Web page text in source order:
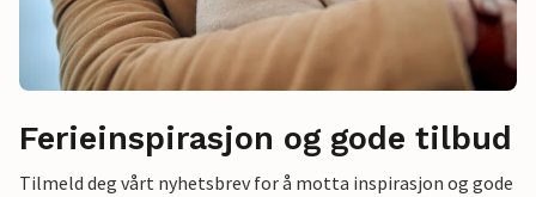
Ferieinspirasjon og gode tilbud
Tilmeld deg vårt nyhetsbrev for å motta inspirasjon og gode